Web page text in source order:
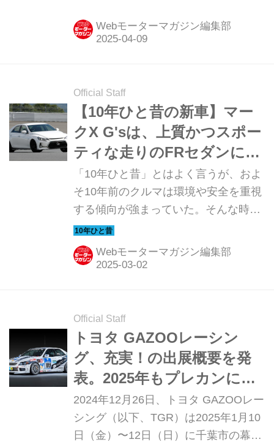
ピーセット「トミカ」の登場を記念し
たコラボレーション特別企画を実施す
下、TGR）、日本マクドナルド（以
下、マクドナルド）、タカラトミーの
3社は、2025年4月11日から販売する
ハッピーセット「トミカ」の登場を記
念したコラボレーション特別企画を実
施する。 この特別企画は、「マクドナ
ルドらしいFUNをお届けすること」お
よび「子どもたちの成長と発達をサポ
ートし、ご家族の幸せを支える...
Webモーターマガジン編集部
Official Staff
【10年ひと昔の新車】マー
クX G'sは、上質かつスポー
ティな走りのFRセダンに仕
上げられていた
「10年ひと昔」とはよく言うが、およ
そ10年前のクルマは環境や安全を重視
する傾向が強まっていた。そんな時代
のニューモデル試乗記を当時の記事と
写真で紹介していこう。今回は、トヨ
タGAZOOレーシングが手がけた「マ
Webモーターマガジン編集部
Official Staff
トヨタ GAZOOレーシン
グ、充実！の出展概要を発
表。2025年もプレカンにモ
リゾウが登場！【東京オー
トサロン2025 トヨタ GR】
2024年12月26日、トヨタ GAZOOレー
シング（以下、TGR）は2025年1月10
日（金）〜12日（日）に千葉市の幕張